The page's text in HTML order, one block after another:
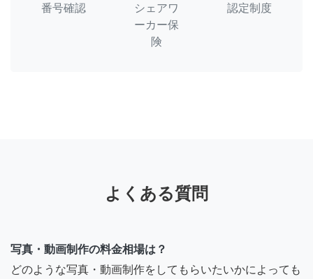
番号確認
シェアワ
ーカー保
険
認定制度
よくある質問
写真・動画制作の料金相場は？
どのような写真・動画制作をしてもらいたいかによっても